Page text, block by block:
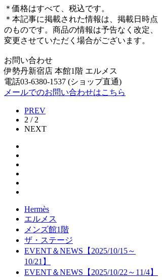
＊価格はすべて、税込です。
＊本記事に掲載された情報は、掲載日時点
のものです。商品の情報は予告なく改定、
変更させていただく場合がございます。
お問い合わせ
伊勢丹新宿店 本館1階 エルメス
電話03‐6380‐1537 (ショップ直通)
メールでのお問い合わせはこちら
PREV
2 / 2
NEXT
Hermès
エルメス
メンズ館1階
ザ・ステージ
EVENT＆NEWS【2025/10/15～
10/21】
EVENT＆NEWS【2025/10/22～11/4】